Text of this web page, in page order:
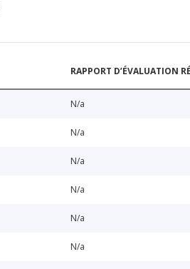
RAPPORT D’ÉVALUATION
N/a
N/a
N/a
N/a
N/a
N/a